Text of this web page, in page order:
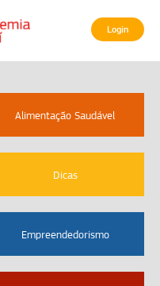
Login
Alimentação Saudável
Dicas
Empreendedorismo